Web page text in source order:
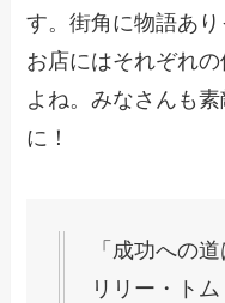
す。街角に物語あ
お店にはそれぞれ
よね。みなさんも
に！
「成功への
リリー・ト